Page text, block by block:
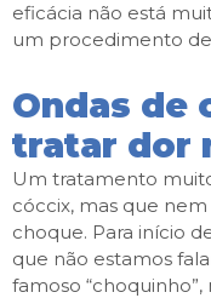
eficácia não está
um procedimento
Ondas de
tratar dor
Um tratamento
cóccix, mas que
choque. Para início
que não estamos
famoso